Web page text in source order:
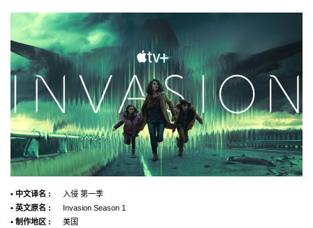
• 中文译名 :
入侵 第一季
• 英文原名 :
Invasion Season 1
• 制作地区 :
美国